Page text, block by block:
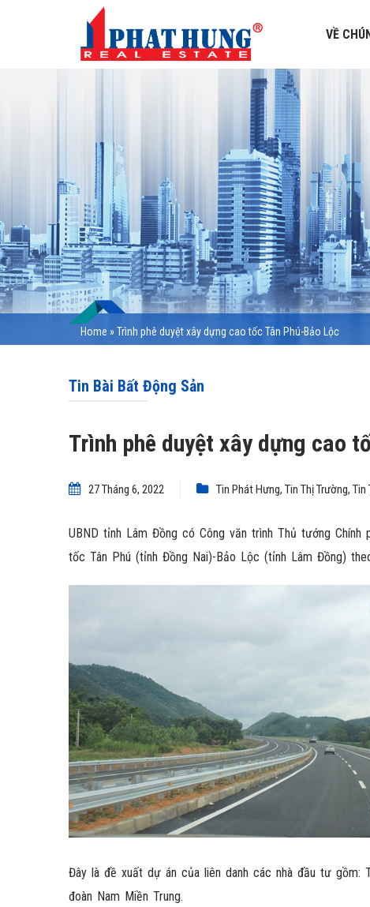
VỀ
Home »Trình phê duyệt xây dựng cao tốc Tân Phú-Bảo Lộc
Tin Bài Bất Động Sản
Trình phê duyệt xây dựng cao
27 Tháng 6, 2022 Tin Phát Hưng, Tin Thị Trường, Tin
UBND tỉnh Lâm Đồng có Công văn trình Thủ tướng
tốc Tân Phú (tỉnh Đồng Nai)-Bảo Lộc (tỉnh Lâm Đồng)
Đây là đề xuất dự án của liên danh các nhà đầu tư gồm:
đoàn Nam Miền Trung.